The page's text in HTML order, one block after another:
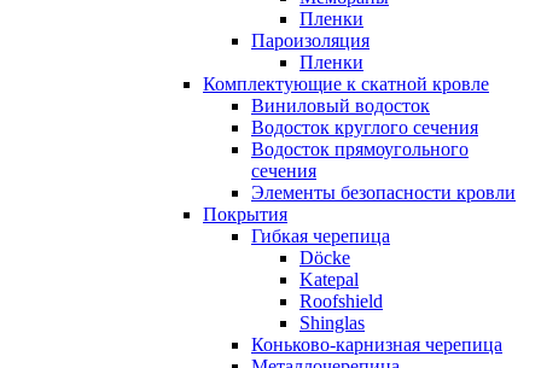
Пленки
Пароизоляция
Пленки
Комплектующие к скатной кровле
Виниловый водосток
Водосток круглого сечения
Водосток прямоугольного
сечения
Элементы безопасности кровли
Покрытия
Гибкая черепица
Döcke
Katepal
Roofshield
Shinglas
Коньково-карнизная черепица